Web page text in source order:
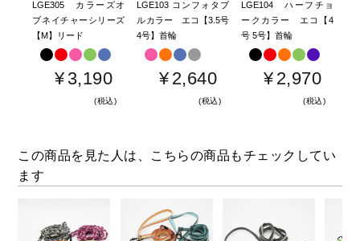
LGE305 カラーズオ
ブネイチャーシリーズ
【M】リード
¥ 3,190
税込
LGE103 コンフォタブ
ルカラー エコ【3.5号
4号】首輪
¥ 2,640
税込
LGE104 ハーフチョ
ークカラー エコ【4
号 5号】首輪
¥ 2,970
税込
この商品を見た人は、こちらの商品もチェックしてい
ます